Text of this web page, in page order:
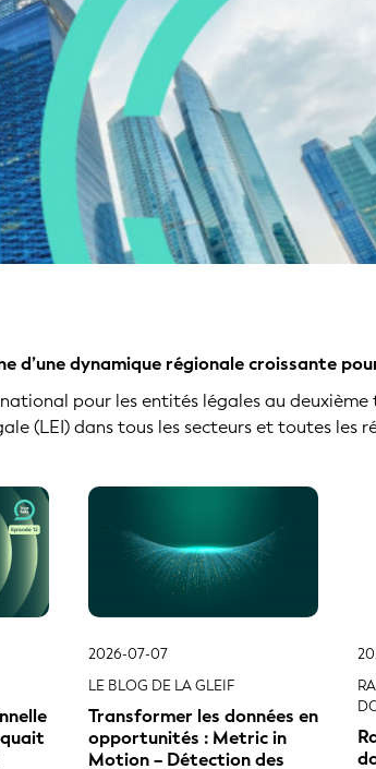
d’une dynamique régionale croissante
pour les entités légales au
(LEI) dans tous les secteurs et toutes les
2026-07-07
LE BLOG DE LA GLEIF
Transformer les données en
opportunités : Metric in
Motion – Détection des